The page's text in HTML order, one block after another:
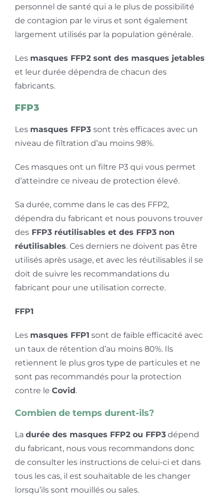
personnel de santé qui a le plus de possibilité
de contagion par le virus et sont également
largement utilisés par la population générale.
Les masques FFP2 sont des masques jetables
et leur durée dépendra de chacun des
fabricants.
FFP3
Les masques FFP3 sont très efficaces avec un
niveau de filtration d’au moins 98%.
Ces masques ont un filtre P3 qui vous permet
d’atteindre ce niveau de protection élevé.
Sa durée, comme dans le cas des FFP2,
dépendra du fabricant et nous pouvons trouver
desFFP3 réutilisables et des FFP3 non
réutilisables. Ces derniers ne doivent pas être
utilisés après usage, et avec les réutilisables il se
doit de suivre les recommandations du
fabricant pour une utilisation correcte.
FFP1
Les masques FFP1 sont de faible efficacité avec
un taux de rétention d’au moins 80%. Ils
retiennent le plus gros type de particules et ne
sont pas recommandés pour la protection
contre le Covid .
Combien de temps durent-ils?
La durée des masques FFP2 ou FFP3dépend
du fabricant, nous vous recommandons donc
de consulter les instructions de celui-ci et dans
tous les cas, il est souhaitable de les changer
lorsqu’ils sont mouillés ou sales.